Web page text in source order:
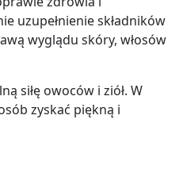
uzupełnienie składników
wyglądu skóry, włosów
siłę owoców i ziół. W
zyskać piękną i